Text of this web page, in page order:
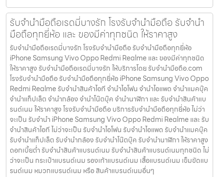
รับจำนำมือถือเรดมี่บางรัก โรงรับจำนำมือถือ รับจำนำ
มือถือทุกยี่ห้อ และ ของมีค่าทุกชนิด ให้ราคาสูง
รับจำนำมือถือเรดมี่บางรัก โรงรับจำนำมือถือ รับจำนำมือถือทุกยี่ห้อ
iPhone Samsung Vivo Oppo Redmi Realme และ ของมีค่าทุกชนิด
ให้ราคาสูง รับจำนำมือถือเรดมี่บางรัก ให้บริการโดย รับจํานํามือถือ.com
โรงรับจำนำมือถือ รับจำนำมือถือทุกยี่ห้อ iPhone Samsung Vivo Oppo
Redmi Realme รับจำนำสินค้าไอที จำนำไอโฟน จำนำไอแพด จำนำแมคบุ๊ค
จำนำแท็ปเล็ต จำนำกล้อง จำนำโน๊ตบุ๊ค จำนำนาฬิกา และ รับจำนำสินค้าแบ
รนด์เนม ให้ราคาสูง โรงรับจำนำมือถือ บริการรับจำนำมือถือทุกยี่ห้อ ไม่ว่า
จะเป็น รับจำนำ iPhone Samsung Vivo Oppo Redmi Realme และ รับ
จำนำสินค้าไอที ไม่ว่าจะเป็น รับจำนำไอโฟน รับจำนำไอแพด รับจำนำแมคบุ๊ค
รับจำนำแท็ปเล็ต รับจำนำกล้อง รับจำนำโน๊ตบุ๊ค รับจำนำนาฬิกา ให้ราคาสูง
ดอกเบี้ยต่ำ รับจำนำสินค้าแบรนด์เนม รับจำนำสินค้าแบรนด์เนมทุกชนิด ไม่
ว่าจะเป็น กระเป๋าแบรนด์เนม รองเท้าแบรนด์เนม เสื้อแบรนด์เนม เข็มขัดแบ
รนด์เนม หมวกแบรนด์เนม หรือ สินค้าแบรนด์เนมอื่นๆ